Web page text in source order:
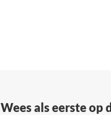
Wees als eerste op